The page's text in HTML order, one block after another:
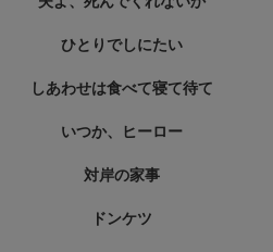
ひとりでしにたい
しあわせは食べて寝て待て
いつか、ヒーロー
対岸の家事
ドンケツ